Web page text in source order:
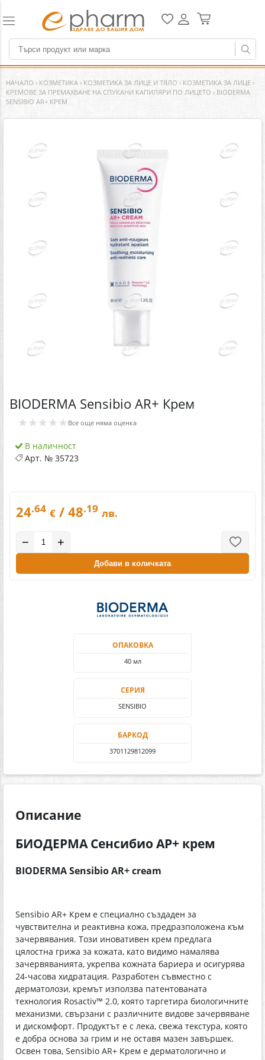
НАЧАЛО › КОЗМЕТИКА › КОЗМЕТИКА ЗА ЛИЦЕ И ТЯЛО › КОЗМЕТИКА ЗА ЛИЦЕ ›
КРЕМОВЕ ЗА ПРЕМАХВАНЕ НА СПУКАНИ КАПИЛЯРИ ПО ЛИЦЕТО › BIODERMA
SENSIBIO AR+ КРЕМ
BIODERMA Sensibio AR+ Крем
★★★★★ Все още няма оценка
В наличност
Арт. № 35723
24.64 € / 48.19 лв.
− +
Добави в количката
ОПАКОВКА
40 мл
СЕРИЯ
SENSIBIO
БАРКОД
3701129812099
Описание
БИОДЕРМА Сенсибио АР+ крем
BIODERMA Sensibio AR+ cream
Sensibio AR+ Крем е специално създаден за
чувствителна и реактивна кожа, предразположена към
зачервявания. Този иновативен крем предлага
цялостна грижа за кожата, като видимо намалява
зачервяванията, укрепва кожната бариера и осигурява
24-часова хидратация. Разработен съвместно с
дерматолози, кремът използва патентованата
технология Rosactiv™ 2.0, която таргетира биологичните
механизми, свързани с различните видове зачервяване
и дискомфорт. Продуктът е с лека, свежа текстура, която
е добра основа за грим и не оставя мазен завършек.
Освен това, Sensibio AR+ Крем е дерматологично и